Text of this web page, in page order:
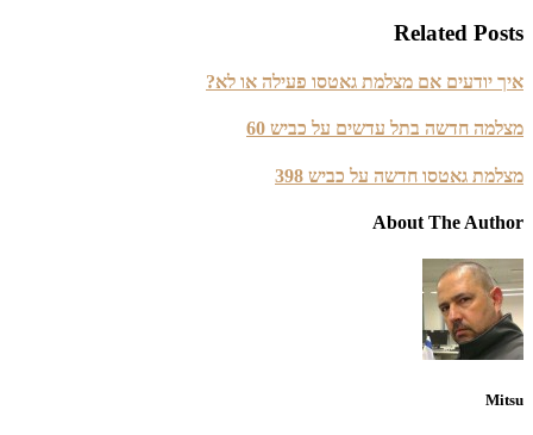
Related Posts
איך יודעים אם מצלמת גאטסו פעילה או לא?
מצלמה חדשה בתל עדשים על כביש 60
מצלמת גאטסו חדשה על כביש 398
About The Author
Mitsu